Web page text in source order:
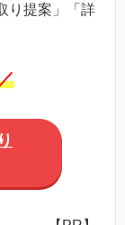
り提案」「詳